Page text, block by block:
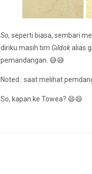
So, seperti biasa, sembari
diriku masih tim Gildokalias
pemandangan. 😅😅
Noted : saat melihat
So, kapan ke Towea? 😄😄